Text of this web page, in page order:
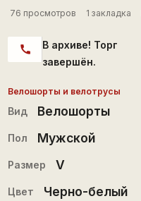
76 просмотров
1 закладка
call
В архиве! Торг
завершён.
Велошорты и велотрусы
Вид Велошорты
Пол Мужской
Размер V
Цвет Черно-белый